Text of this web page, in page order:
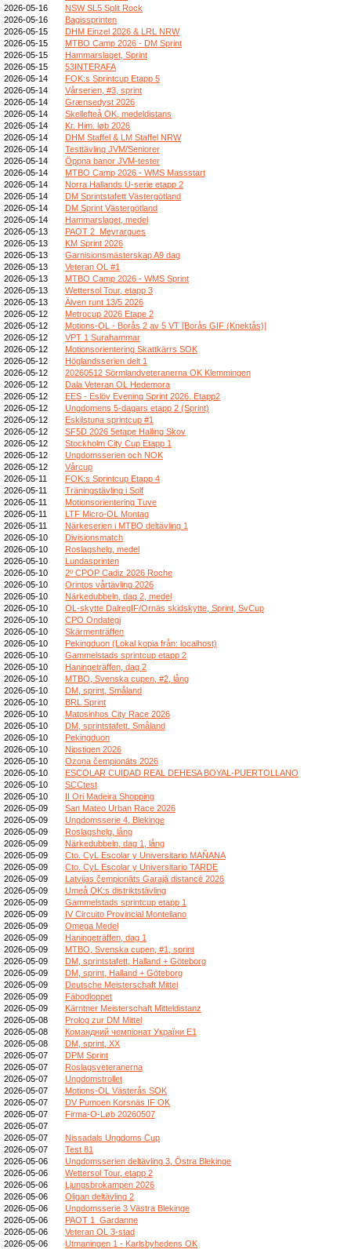
2026-05-16
NSW SL5 Split Rock
2026-05-16
Bagissprinten
2026-05-15
DHM Einzel 2026 & LRL NRW
2026-05-15
MTBO Camp 2026 - DM Sprint
2026-05-15
Hammarslaget, Sprint
2026-05-15
53INTERAFA
2026-05-14
FOK:s Sprintcup Etapp 5
2026-05-14
Vårserien, #3, sprint
2026-05-14
Grænsedyst 2026
2026-05-14
Skellefteå OK, medeldistans
2026-05-14
Kr. Him. løb 2026
2026-05-14
DHM Staffel & LM Staffel NRW
2026-05-14
Testtävling JVM/Seniorer
2026-05-14
Öppna banor JVM-tester
2026-05-14
MTBO Camp 2026 - WMS Massstart
2026-05-14
Norra Hallands U-serie etapp 2
2026-05-14
DM Sprintstafett Västergötland
2026-05-14
DM Sprint Västergötland
2026-05-14
Hammarslaget, medel
2026-05-13
PAOT 2_Meyrargues
2026-05-13
KM Sprint 2026
2026-05-13
Garnisionsmästerskap A9 dag
2026-05-13
Veteran OL #1
2026-05-13
MTBO Camp 2026 - WMS Sprint
2026-05-13
Wettersol Tour, etapp 3
2026-05-13
Älven runt 13/5 2026
2026-05-12
Metrocup 2026 Etape 2
2026-05-12
Motions-OL - Borås 2 av 5 VT [Borås GIF (Knektås)]
2026-05-12
VPT 1 Surahammar
2026-05-12
Motionsorientering Skattkärrs SOK
2026-05-12
Höglandsserien delt 1
2026-05-12
20260512 Sörmlandveteranerna OK Klemmingen
2026-05-12
Dala Veteran OL Hedemora
2026-05-12
EES - Eslöv Evening Sprint 2026. Etapp2
2026-05-12
Ungdomens 5-dagars etapp 2 (Sprint)
2026-05-12
Eskilstuna sprintcup #1
2026-05-12
SF5D 2026 5etape Halling Skov
2026-05-12
Stockholm City Cup Etapp 1
2026-05-12
Ungdomsserien och NOK
2026-05-12
Vårcup
2026-05-11
FOK:s Sprintcup Etapp 4
2026-05-11
Träningstävling i Solf
2026-05-11
Motionsorientering Tuve
2026-05-11
LTF Micro-OL Montag
2026-05-11
Närkeserien i MTBO deltävling 1
2026-05-10
Divisionsmatch
2026-05-10
Roslagshelg, medel
2026-05-10
Lundasprinten
2026-05-10
2º CPOP Cadiz 2026 Roche
2026-05-10
Orintos vårtävling 2026
2026-05-10
Närkedubbeln, dag 2, medel
2026-05-10
OL-skytte DalregIF/Ornäs skidskytte, Sprint, SvCup
2026-05-10
CPO Ondategi
2026-05-10
Skärmenträffen
2026-05-10
Pekingduon (Lokal kopia från: localhost)
2026-05-10
Gammelstads sprintcup etapp 2
2026-05-10
Haningeträffen, dag 2
2026-05-10
MTBO, Svenska cupen, #2, lång
2026-05-10
DM, sprint, Småland
2026-05-10
BRL Sprint
2026-05-10
Matosinhos City Race 2026
2026-05-10
DM, sprintstafett, Småland
2026-05-10
Pekingduon
2026-05-10
Nipstigen 2026
2026-05-10
Ozona čempionāts 2026
2026-05-10
ESCOLAR CUIDAD REAL DEHESA BOYAL-PUERTOLLANO
2026-05-10
SCCtest
2026-05-10
II Ori Madeira Shopping
2026-05-09
San Mateo Urban Race 2026
2026-05-09
Ungdomsserie 4, Blekinge
2026-05-09
Roslagshelg, lång
2026-05-09
Närkedubbeln, dag 1, lång
2026-05-09
Cto. CyL Escolar y Universitario MAÑANA
2026-05-09
Cto. CyL Escolar y Universitario TARDE
2026-05-09
Latvijas čempionāts Garajā distancē 2026
2026-05-09
Umeå OK:s distriktstävling
2026-05-09
Gammelstads sprintcup etapp 1
2026-05-09
IV Circuito Provincial Montellano
2026-05-09
Omega Medel
2026-05-09
Haningeträffen, dag 1
2026-05-09
MTBO, Svenska cupen, #1, sprint
2026-05-09
DM, sprintstafett, Halland + Göteborg
2026-05-09
DM, sprint, Halland + Göteborg
2026-05-09
Deutsche Meisterschaft Mittel
2026-05-09
Fäbodloppet
2026-05-09
Kärntner Meisterschaft Mitteldistanz
2026-05-08
Prolog zur DM Mittel
2026-05-08
Командний чемпіонат України E1
2026-05-08
DM, sprint, XX
2026-05-07
DPM Sprint
2026-05-07
Roslagsveteranerna
2026-05-07
Ungdomstrollet
2026-05-07
Motions-OL Västerås SOK
2026-05-07
DV Pumoen Korsnäs IF OK
2026-05-07
Firma-O-Løb 20260507
2026-05-07
2026-05-07
Nissadals Ungdoms Cup
2026-05-07
Test 81
2026-05-06
Ungdomsserien deltävling 3, Östra Blekinge
2026-05-06
Wettersol Tour, etapp 2
2026-05-06
Ljungsbrokampen 2026
2026-05-06
Oligan deltävling 2
2026-05-06
Ungdomsserie 3 Västra Blekinge
2026-05-06
PAOT 1_Gardanne
2026-05-06
Veteran OL 3-stad
2026-05-06
Utmaningen 1 - Karlsbyhedens OK